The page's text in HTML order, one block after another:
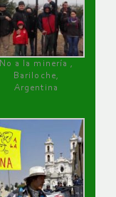
No a la minería ,
Bariloche,
Argentina